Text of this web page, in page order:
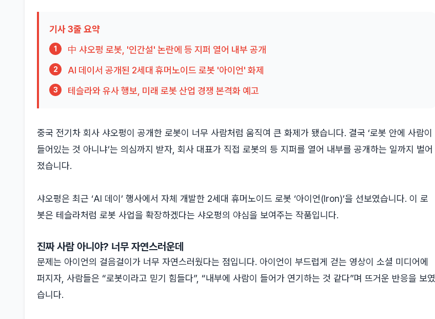
기사 3줄 요약
1 中 샤오펑 로봇, '인간설' 논란에 등 지퍼 열어 내부 공개
2 AI 데이서 공개된 2세대 휴머노이드 로봇 '아이언' 화제
3 테슬라와 유사 행보, 미래 로봇 산업 경쟁 본격화 예고
중국 전기차 회사 샤오펑이 공개한 로봇이 너무 사람처럼 움직여 큰 화제가 됐습니다. 결국 ‘로봇 안에 사람이
들어있는 것 아니냐’는 의심까지 받자, 회사 대표가 직접 로봇의 등 지퍼를 열어 내부를 공개하는 일까지 벌어
졌습니다.
샤오펑은 최근 ‘AI 데이’ 행사에서 자체 개발한 2세대 휴머노이드 로봇 ‘아이언(Iron)’을 선보였습니다. 이 로
봇은 테슬라처럼 로봇 사업을 확장하겠다는 샤오펑의 야심을 보여주는 작품입니다.
진짜 사람 아니야? 너무 자연스러운데
문제는 아이언의 걸음걸이가 너무 자연스러웠다는 점입니다. 아이언이 부드럽게 걷는 영상이 소셜 미디어에
퍼지자, 사람들은 “로봇이라고 믿기 힘들다”, “내부에 사람이 들어가 연기하는 것 같다”며 뜨거운 반응을 보였
습니다.